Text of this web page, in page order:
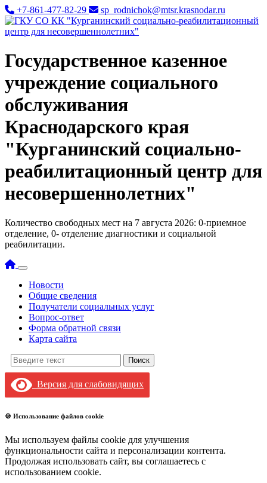
+7-861-477-82-29 sp_rodnichok@mtsr.krasnodar.ru
Государственное казенное
учреждение социального
обслуживания
Краснодарского края
"Курганинский социально-
реабилитационный центр для
несовершеннолетних"
Количество свободных мест на 7 августа 2026: 0-приемное
отделение, 0- отделение диагностики и социальной
реабилитации.
Новости
Общие сведения
Получатели социальных услуг
Вопрос-ответ
Форма обратной связи
Карта сайта
Поиск:
Версия для слабовидящих
🍪 Использование файлов cookie
Мы используем файлы cookie для улучшения
функциональности сайта и персонализации контента.
Продолжая использовать сайт, вы соглашаетесь с
использованием cookie.